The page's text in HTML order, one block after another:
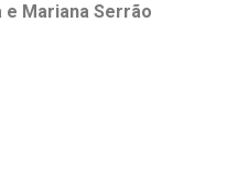
e Mariana Serrão